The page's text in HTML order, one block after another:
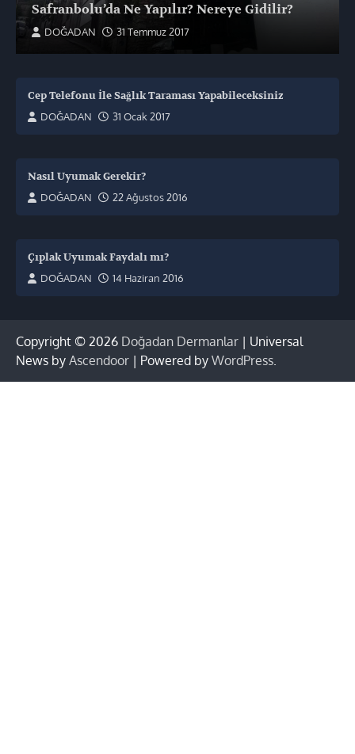
Safranbolu’da Ne Yapılır? Nereye Gidilir?
DOĞADAN 31 Temmuz 2017
Cep Telefonu İle Sağlık Taraması Yapabileceksiniz
DOĞADAN
31 Ocak 2017
Nasıl Uyumak Gerekir?
DOĞADAN
22 Ağustos 2016
Çıplak Uyumak Faydalı mı?
DOĞADAN
14 Haziran 2016
Copyright © 2026 Doğadan Dermanlar | Universal
News by Ascendoor | Powered by WordPress